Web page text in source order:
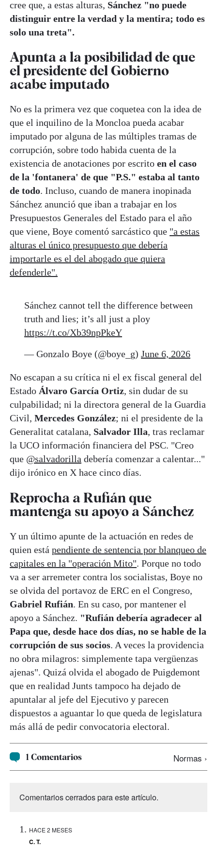
cree que, a estas alturas, Sánchez "no puede
distinguir entre la verdad y la mentira; todo es
solo una treta".
Apunta a la posibilidad de que
el presidente del Gobierno
acabe imputado
No es la primera vez que coquetea con la idea de
que el inquilino de la Moncloa pueda acabar
imputado por alguna de las múltiples tramas de
corrupción, sobre todo habida cuenta de la
existencia de anotaciones por escrito en el caso
de la 'fontanera' de que "P.S." estaba al tanto
de todo. Incluso, cuando de manera inopinada
Sánchez anunció que iban a trabajar en los
Presupuestos Generales del Estado para el año
que viene, Boye comentó sarcástico que "a estas
alturas el único presupuesto que debería
importarle es el del abogado que quiera
defenderle".
Sánchez cannot tell the difference between
truth and lies; it’s all just a ploy
https://t.co/Xb39npPkeY
— Gonzalo Boye (@boye_g) June 6, 2026
No escapan a su crítica ni el ex fiscal general del
Estado Álvaro García Ortiz, sin dudar de su
culpabilidad; ni la directora general de la Guardia
Civil, Mercedes González; ni el presidente de la
Generalitat catalana, Salvador Illa, tras reclamar
la UCO información financiera del PSC. "Creo
que @salvadorilla debería comenzar a calentar..."
dijo irónico en X hace cinco días.
Reprocha a Rufián que
mantenga su apoyo a Sánchez
Y un último apunte de la actuación en redes de
quien está pendiente de sentencia por blanqueo de
capitales en la "operación Mito". Porque no todo
va a ser arremeter contra los socialistas, Boye no
se olvida del portavoz de ERC en el Congreso,
Gabriel Rufián. En su caso, por mantener el
apoyo a Sánchez. "Rufián debería agradecer al
Papa que, desde hace dos días, no se hable de la
corrupción de sus socios. A veces la providencia
no obra milagros: simplemente tapa vergüenzas
ajenas". Quizá olvida el abogado de Puigdemont
que en realidad Junts tampoco ha dejado de
apuntalar al jefe del Ejecutivo y parecen
dispuestos a aguantar lo que queda de legislatura
más allá de pedir convocatoria electoral.
1 Comentarios Normas ›
Comentarios cerrados para este artículo.
HACE 2 MESES
C. T.